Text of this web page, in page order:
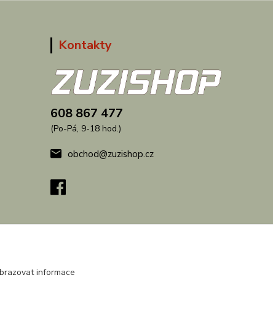
Kontakty
608 867 477
(Po-Pá, 9-18 hod.)
obchod@zuzishop.cz
informace